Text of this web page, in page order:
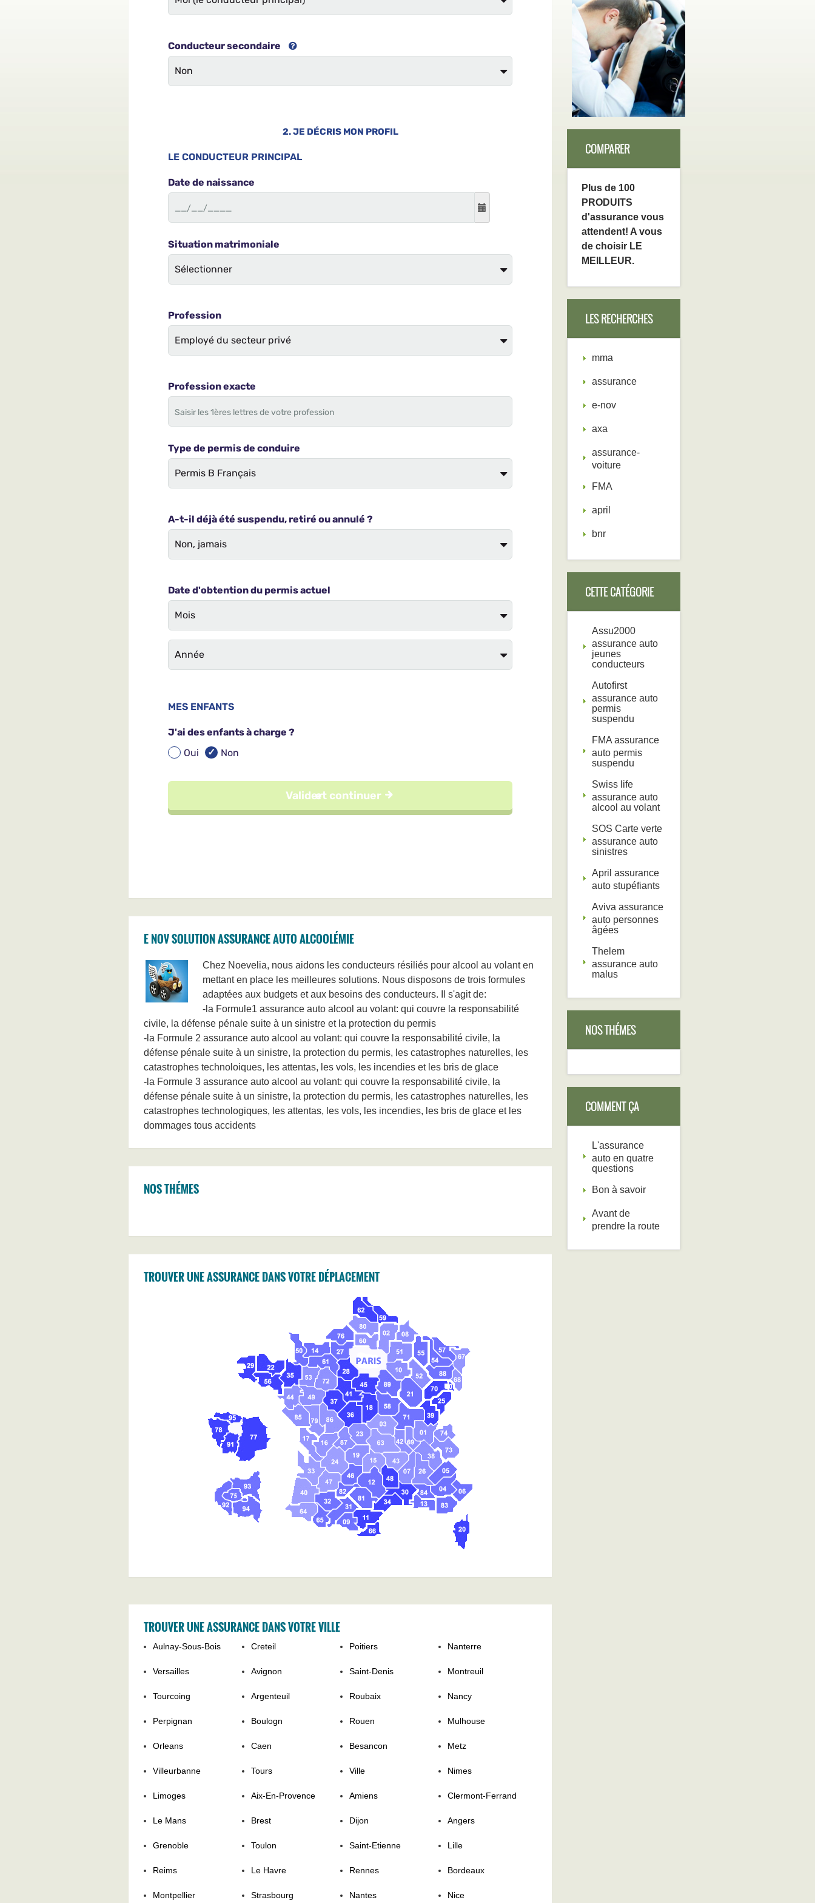
E NOV SOLUTION ASSURANCE AUTO ALCOOLÉMIE
Chez Noevelia, nous aidons les conducteurs résiliés pour alcool au volant en
mettant en place les meilleures solutions. Nous disposons de trois formules
adaptées aux budgets et aux besoins des conducteurs. Il s'agit de:
-la Formule1 assurance auto alcool au volant: qui couvre la responsabilité
civile, la défense pénale suite à un sinistre et la protection du permis
-la Formule 2 assurance auto alcool au volant: qui couvre la responsabilité civile, la
défense pénale suite à un sinistre, la protection du permis, les catastrophes naturelles, les
catastrophes technoloiques, les attentas, les vols, les incendies et les bris de glace
-la Formule 3 assurance auto alcool au volant: qui couvre la responsabilité civile, la
défense pénale suite à un sinistre, la protection du permis, les catastrophes naturelles, les
catastrophes technologiques, les attentas, les vols, les incendies, les bris de glace et les
dommages tous accidents
NOS THÉMES
TROUVER UNE ASSURANCE DANS VOTRE DÉPLACEMENT
TROUVER UNE ASSURANCE DANS VOTRE VILLE
Aulnay-Sous-Bois Creteil Poitiers Nanterre
Versailles Avignon Saint-Denis Montreuil
Tourcoing Argenteuil Roubaix Nancy
Perpignan Boulogn Rouen Mulhouse
Orleans Caen Besancon Metz
Villeurbanne Tours Ville Nimes
Limoges Aix-En-Provence Amiens Clermont-Ferrand
Le Mans Brest Dijon Angers
Grenoble Toulon Saint-Etienne Lille
Reims Le Havre Rennes Bordeaux
Montpellier Strasbourg Nantes Nice
COMPARER
Plus de 100
PRODUITS
d'assurance vous
attendent! A vous
de choisir LE
MEILLEUR.
LES RECHERCHES
mma
assurance
e-nov
axa
assurance-
voiture
FMA
april
bnr
CETTE CATÉGORIE
DEVRAIT AUSSI VOUS
INTÉRESSER
Assu2000
assurance auto
jeunes
conducteurs
Autofirst
assurance auto
permis
suspendu
FMA assurance
auto permis
suspendu
Swiss life
assurance auto
alcool au volant
SOS Carte verte
assurance auto
sinistres
April assurance
auto stupéfiants
Aviva assurance
auto personnes
âgées
Thelem
assurance auto
malus
NOS THÉMES
COMMENT ÇA
FONCTIONNE
L'assurance
auto en quatre
questions
Bon à savoir
Avant de
prendre la route